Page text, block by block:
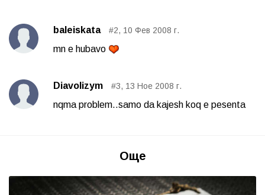
baleiskata #2, 10 Фев 2008 г.
mn e hubavo
Diavolizym #3, 13 Ное 2008 г.
nqma problem..samo da kajesh koq e pesenta
Още